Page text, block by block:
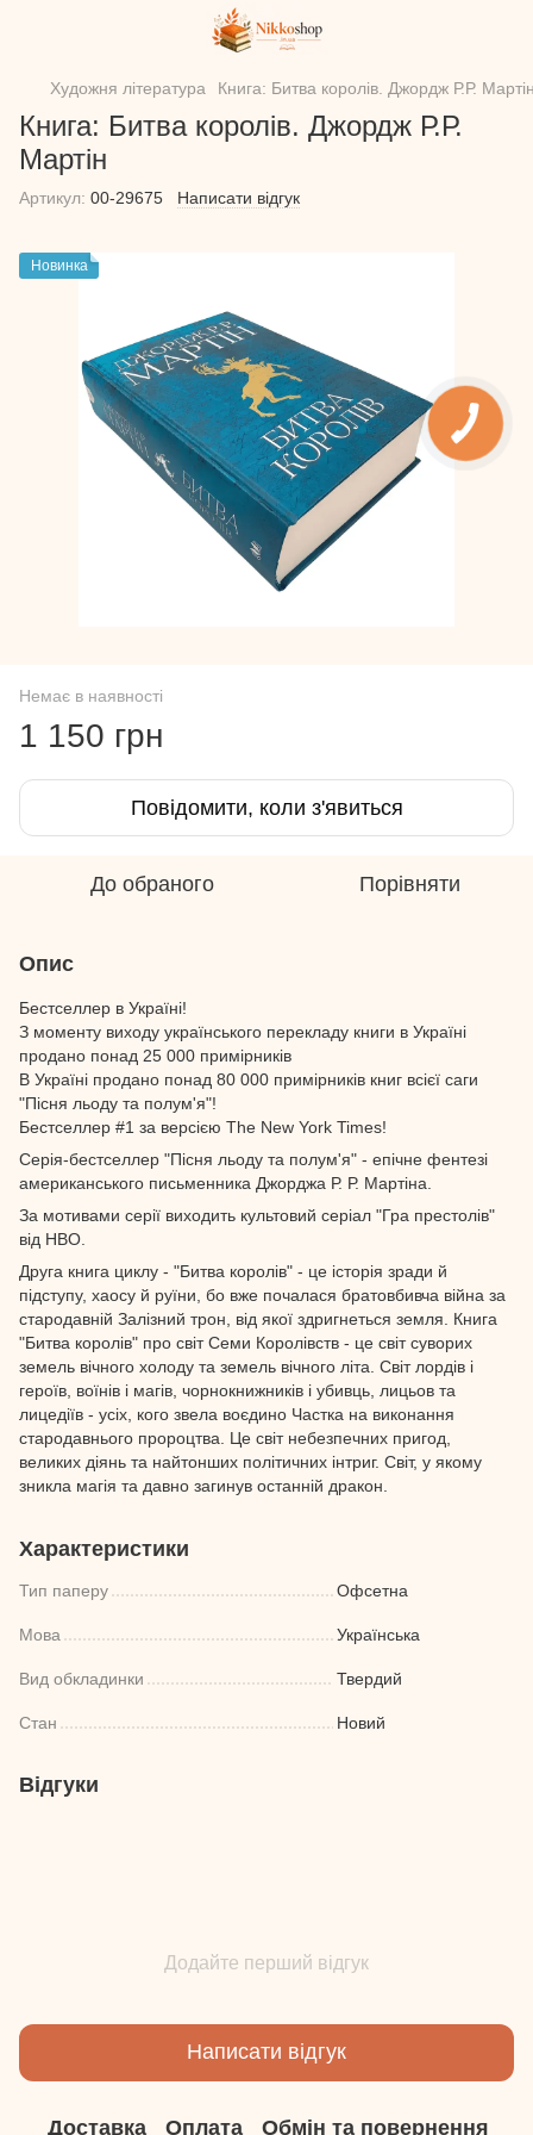
Художня література Книга: Битва королів. Джордж Р.Р.
Книга: Битва королів. Джордж Р.Р.
Мартін
Артикул: 00-29675 Написати відгук
Новинка
Немає в наявності
1 150 грн
Повідомити, коли з'явиться
До обраного Порівняти
Опис
Бестселлер в Україні!
З моменту виходу українського перекладу книги в Україні
продано понад 25 000 примірників
В Україні продано понад 80 000 примірників книг всієї саги
"Пісня льоду та полум'я"!
Бестселлер #1 за версією The New York Times!
Серія-бестселлер "Пісня льоду та полум'я" - епічне фентезі
американського письменника Джорджа Р. Р. Мартіна.
За мотивами серії виходить культовий серіал "Гра престолів"
від HBO.
Друга книга циклу - "Битва королів" - це історія зради й
підступу, хаосу й руїни, бо вже почалася братовбивча війна за
стародавній Залізний трон, від якої здригнеться земля. Книга
"Битва королів" про світ Семи Королівств - це світ суворих
земель вічного холоду та земель вічного літа. Світ лордів і
героїв, воїнів і магів, чорнокнижників і убивць, лицьов та
лицедіїв - усіх, кого звела воєдино Частка на виконання
стародавнього пророцтва. Це світ небезпечних пригод,
великих діянь та найтонших політичних інтриг. Світ, у якому
зникла магія та давно загинув останній дракон.
Характеристики
Тип паперу Офсетна
Мова Українська
Вид обкладинки Твердий
Стан Новий
Відгуки
Додайте перший відгук
Написати відгук
Доставка Оплата Обмін та повернення